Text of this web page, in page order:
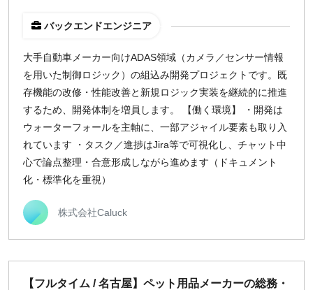
バックエンドエンジニア
大手自動車メーカー向けADAS領域（カメラ／センサー情報
を用いた制御ロジック）の組込み開発プロジェクトです。既
存機能の改修・性能改善と新規ロジック実装を継続的に推進
するため、開発体制を増員します。 【働く環境】 ・開発は
ウォーターフォールを主軸に、一部アジャイル要素も取り入
れています ・タスク／進捗はJira等で可視化し、チャット中
心で論点整理・合意形成しながら進めます（ドキュメント
化・標準化を重視）
株式会社Caluck
【フルタイム / 名古屋】ペット用品メーカーの総務・